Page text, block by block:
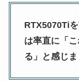
RTX5070Ti
は率直に「
る」と感じま